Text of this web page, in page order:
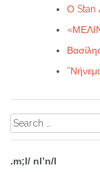
Ο Stan
Search
for:
.m;l/ nl’n/l